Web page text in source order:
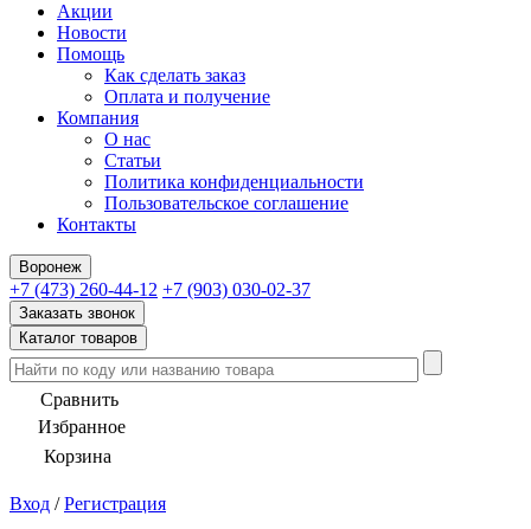
Акции
Новости
Помощь
Как сделать заказ
Оплата и получение
Компания
О нас
Статьи
Политика конфиденциальности
Пользовательское соглашение
Контакты
Воронеж
+7 (473) 260-44-12 +7 (903) 030-02-37
Заказать звонок
Каталог товаров
Сравнить
Избранное
Корзина
Вход / Регистрация